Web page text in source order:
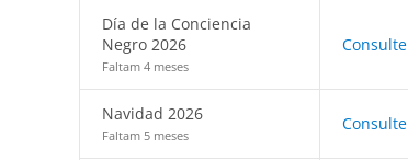
Día de la Conciencia
Negro 2026
Faltam 4 meses
Consulte
Navidad 2026
Faltam 5 meses
Consulte